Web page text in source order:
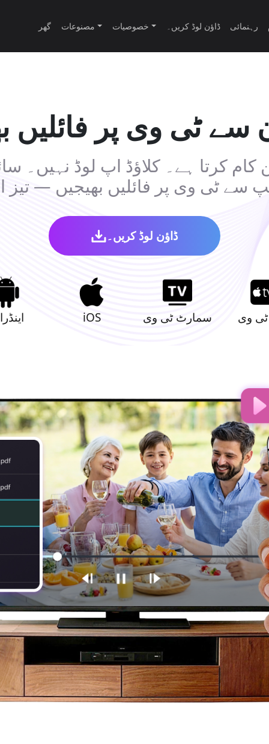
گھر مصنوعات خصوصیات ڈاؤن لوڈ کریں۔ رہنمائی
سے ٹی وی پر فائلیں
کام کرتا ہے۔ کلاؤڈ اپ لوڈ
سے ٹی وی پر فائلیں بھیجیں —
ڈاؤن لوڈ کریں۔
iOS سمارٹ ٹی وی ٹی وی